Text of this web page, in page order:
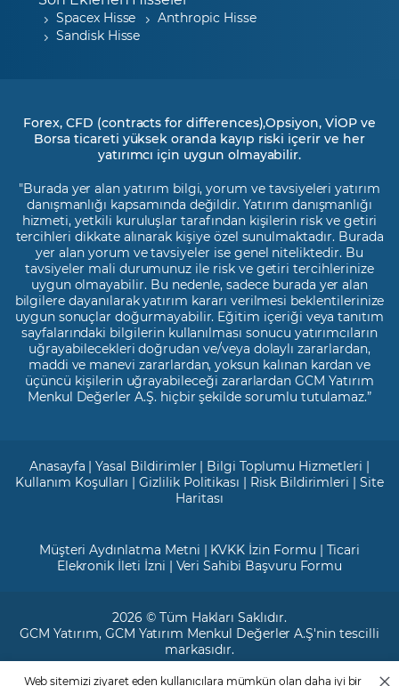
Spacex Hisse
Anthropic Hisse
Sandisk Hisse
Forex, CFD (contracts for differences),Opsiyon, VİOP ve
Borsa ticareti yüksek oranda kayıp riski içerir ve her
yatırımcı için uygun olmayabilir.
"Burada yer alan yatırım bilgi, yorum ve tavsiyeleri yatırım
danışmanlığı kapsamında değildir. Yatırım danışmanlığı
hizmeti, yetkili kuruluşlar tarafından kişilerin risk ve getiri
tercihleri dikkate alınarak kişiye özel sunulmaktadır. Burada
yer alan yorum ve tavsiyeler ise genel niteliktedir. Bu
tavsiyeler mali durumunuz ile risk ve getiri tercihlerinize
uygun olmayabilir. Bu nedenle, sadece burada yer alan
bilgilere dayanılarak yatırım kararı verilmesi beklentilerinize
uygun sonuçlar doğurmayabilir. Eğitim içeriği veya tanıtım
sayfalarındaki bilgilerin kullanılması sonucu yatırımcıların
uğrayabilecekleri doğrudan ve/veya dolaylı zararlardan,
maddi ve manevi zararlardan, yoksun kalınan kardan ve
üçüncü kişilerin uğrayabileceği zararlardan GCM Yatırım
Menkul Değerler A.Ş. hiçbir şekilde sorumlu tutulamaz.”
Anasayfa |Yasal Bildirimler | Bilgi Toplumu Hizmetleri |
Kullanım Koşulları |Gizlilik Politikası | Risk Bildirimleri |Site
Haritası
Müşteri Aydınlatma Metni | KVKK İzin Formu | Ticari
Elekronik İleti İzni | Veri Sahibi Başvuru Formu
2026 © Tüm Hakları Saklıdır.
GCM Yatırım, GCM Yatırım Menkul Değerler A.Ş'nin tescilli
markasıdır.
Web sitemizi ziyaret eden kullanıcılara mümkün olan daha iyi bir